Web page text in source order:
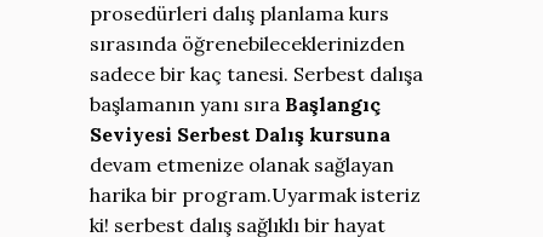
prosedürleri dalış planlama kurs
sırasında öğrenebileceklerinizden
sadece bir kaç tanesi. Serbest dalışa
başlamanın yanı sıra Başlangıç
Seviyesi Serbest Dalış kursuna
devam etmenize olanak sağlayan
harika bir program.Uyarmak isteriz
ki! serbest dalış sağlıklı bir hayat